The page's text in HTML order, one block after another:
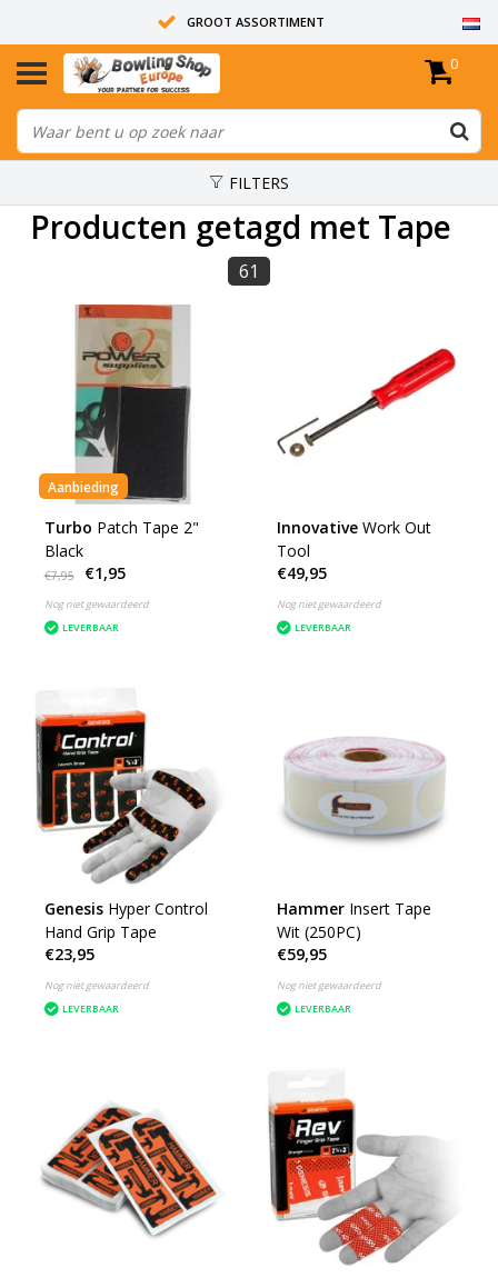
GROOT ASSORTIMENT
14 DAGEN RETOUR RECHT
ALLE BOWLINGBALLEN ZIJN ONGEBOORD
0
FILTERS
Producten getagd met Tape
61
Aanbieding
Turbo Patch Tape 2"
Black
€7,95 €1,95
Nog niet gewaardeerd
LEVERBAAR
Innovative Work Out
Tool
€49,95
Nog niet gewaardeerd
LEVERBAAR
Genesis Hyper Control
Hand Grip Tape
€23,95
Nog niet gewaardeerd
LEVERBAAR
Hammer Insert Tape
Wit (250PC)
€59,95
Nog niet gewaardeerd
LEVERBAAR